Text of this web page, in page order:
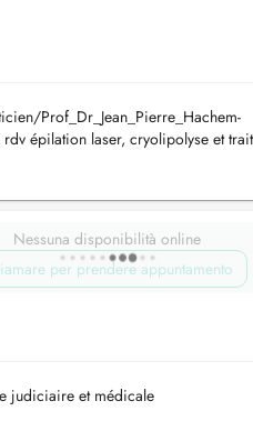
Prof_Dr_Jean_Pierre_Hachem-
épilation laser, cryolipolyse et
Nessuna disponibilità online
per prendere appuntamento
judiciaire et médicale